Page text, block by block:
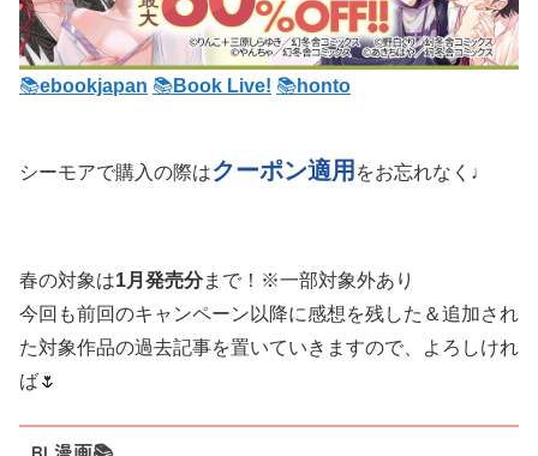
📚ebookjapan 📚Book Live! 📚honto
シーモアで購入の際はクーポン適用 をお忘れなく♩
春の対象は1月発売分まで！※一部対象外あり
今回も前回のキャンペーン以降に感想を残した＆追加され
た対象作品の過去記事を置いていきますので、よろしけれ
ば🌷